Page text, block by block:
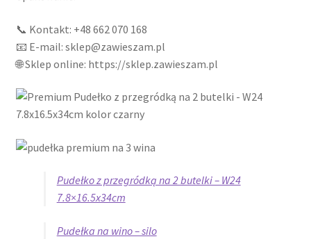
📞 Kontakt: +48 662 070 168
📧 E-mail: sklep@zawieszam.pl
🌐 Sklep online: https://sklep.zawieszam.pl
Pudełko z przegródką na 2 butelki – W24
7.8×16.5x34cm
Pudełka na wino – silo